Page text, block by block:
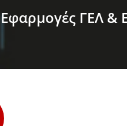
Εφαρμογές ΓΕΛ &